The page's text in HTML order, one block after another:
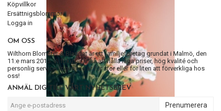
Köpvillkor
Ersättnigsblommor
Logga in
OM OSS
Wilthorn Blomster & Blandat är ett familjeföretag grundat i Malmö, den
11:e mars 2015. Vi fokuserar på att hålla låga priser, hög kvalité och
personlig service. Ingen idé är för stor eller för liten att förverkliga hos
oss!
ANMÄL DIG TILL VÅRT NYHETSBREV
Prenumerera